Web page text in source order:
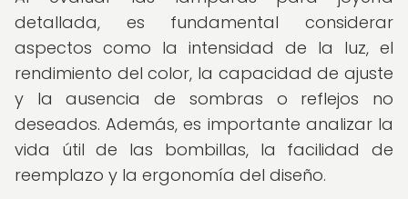
detallada, es fundamental considerar
aspectos como la intensidad de la luz, el
rendimiento del color, la capacidad de ajuste
y la ausencia de sombras o reflejos no
deseados. Además, es importante analizar la
vida útil de las bombillas, la facilidad de
reemplazo y la ergonomía del diseño.